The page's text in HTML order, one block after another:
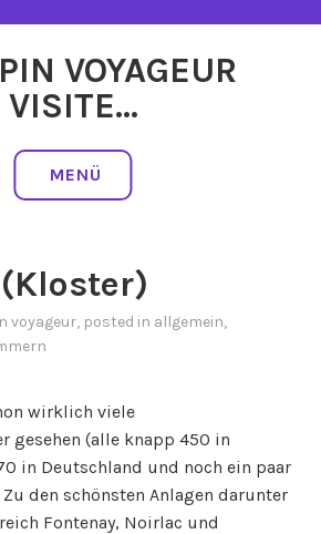
VOYAGEUR
VISITE…
MENÜ
voyageur, posted in allgemein,
wirklich viele
gesehen (alle knapp 450 in
in Deutschland und noch ein paar
den schönsten Anlagen darunter
Fontenay, Noirlac und